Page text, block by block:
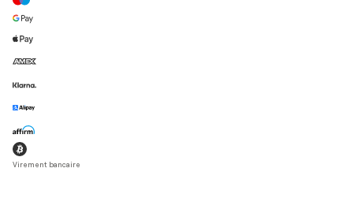
Virement bancaire